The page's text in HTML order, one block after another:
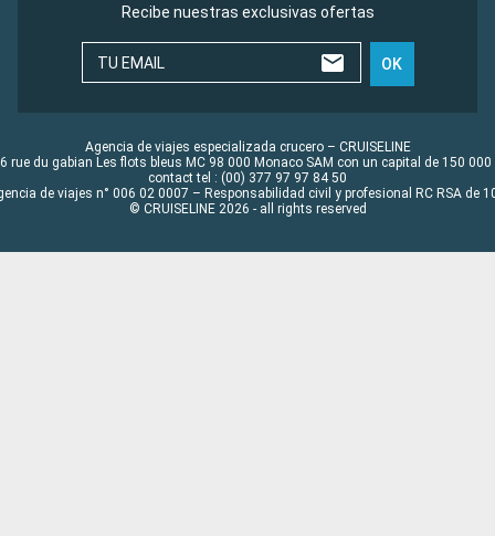
Recibe nuestras exclusivas ofertas
TU EMAIL OK
Agencia de viajes especializada crucero – CRUISELINE
rue du gabian Les flots bleus MC 98 000 Monaco SAM con un capital de 150 000
contact tel : (00) 377 97 97 84 50
de viajes n° 006 02 0007 – Responsabilidad civil y profesional RC RSA de
© CRUISELINE 2026 - all rights reserved